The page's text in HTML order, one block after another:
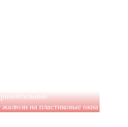
на пластиковые окна